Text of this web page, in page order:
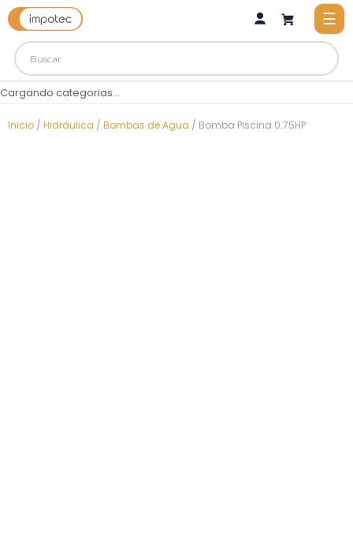
Cargando categorias...
Inicio / Hidráulica / Bombas de Agua / Bomba Piscina 0.75HP